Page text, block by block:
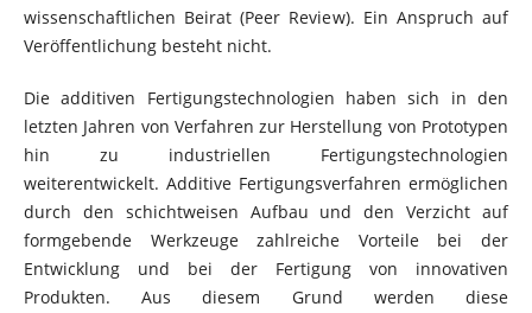
wissenschaftlichen Beirat (Peer Review). Ein Anspruch auf
Veröffentlichung besteht nicht.
Die additiven Fertigungstechnologien haben sich in den
letzten Jahren von Verfahren zur Herstellung von Prototypen
hin zu industriellen Fertigungstechnologien
weiterentwickelt. Additive Fertigungsverfahren ermöglichen
durch den schichtweisen Aufbau und den Verzicht auf
formgebende Werkzeuge zahlreiche Vorteile bei der
Entwicklung und bei der Fertigung von innovativen
Produkten. Aus diesem Grund werden diese